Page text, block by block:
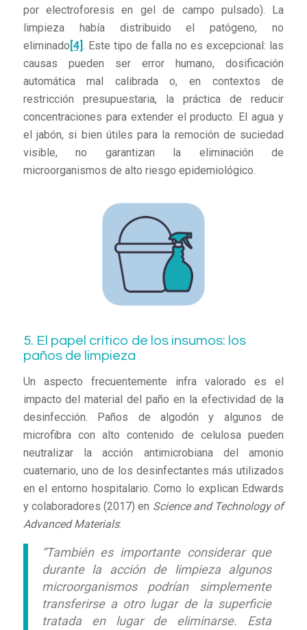
por electroforesis en gel de campo pulsado). La
limpieza había distribuido el patógeno, no
eliminado [4] . Este tipo de falla no es excepcional: las
causas pueden ser error humano, dosificación
automática mal calibrada o, en contextos de
restricción presupuestaria, la práctica de reducir
concentraciones para extender el producto. El agua y
el jabón, si bien útiles para la remoción de suciedad
visible, no garantizan la eliminación de
microorganismos de alto riesgo epidemiológico.
5. El papel crítico de los insumos: los
paños de limpieza
Un aspecto frecuentemente infra valorado es el
impacto del material del paño en la efectividad de la
desinfección. Paños de algodón y algunos de
microfibra con alto contenido de celulosa pueden
neutralizar la acción antimicrobiana del amonio
cuaternario, uno de los desinfectantes más utilizados
en el entorno hospitalario. Como lo explican Edwards
y colaboradores (2017) en Science and Technology of
Advanced Materials:
“También es importante considerar que
durante la acción de limpieza algunos
microorganismos podrían simplemente
transferirse a otro lugar de la superficie
tratada en lugar de eliminarse. Esta